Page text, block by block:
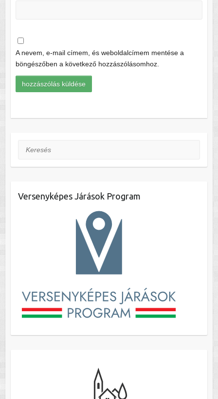
A nevem, e-mail címem, és weboldalcímem mentése a
böngészőben a következő hozzászólásomhoz.
Keresés
Versenyképes Járások Program